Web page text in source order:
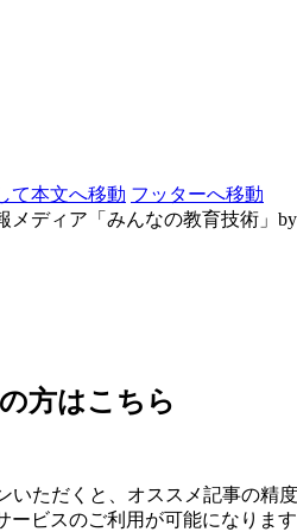
て本文へ移動 フッターへ移動
メディア「みんなの教育技術」
方はこちら
いただくと、オススメ記事の精
ービスのご利用が可能になりま